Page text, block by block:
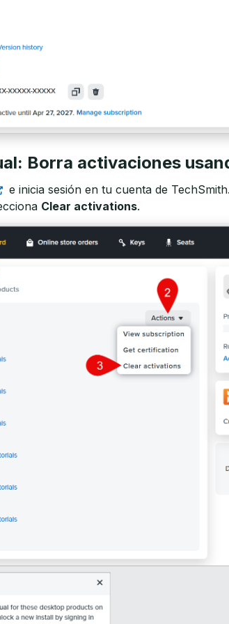
Borra activaciones
e inicia sesión en tu cuenta de
Clear activations.